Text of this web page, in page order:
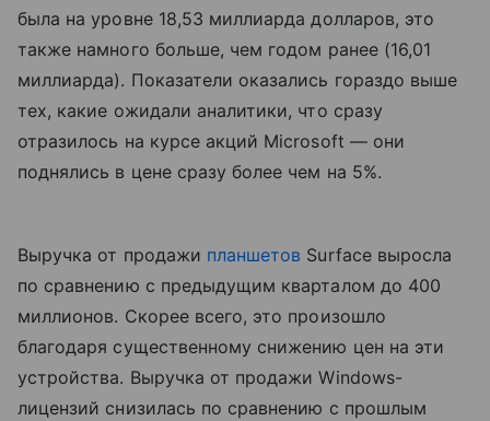
была на уровне 18,53 миллиарда долларов, это
также намного больше, чем годом ранее (16,01
миллиарда). Показатели оказались гораздо выше
тех, какие ожидали аналитики, что сразу
отразилось на курсе акций Microsoft — они
поднялись в цене сразу более чем на 5%.
Выручка от продажи планшетов Surface выросла
по сравнению с предыдущим кварталом до 400
миллионов. Скорее всего, это произошло
благодаря существенному снижению цен на эти
устройства. Выручка от продажи Windows-
лицензий снизилась по сравнению с прошлым